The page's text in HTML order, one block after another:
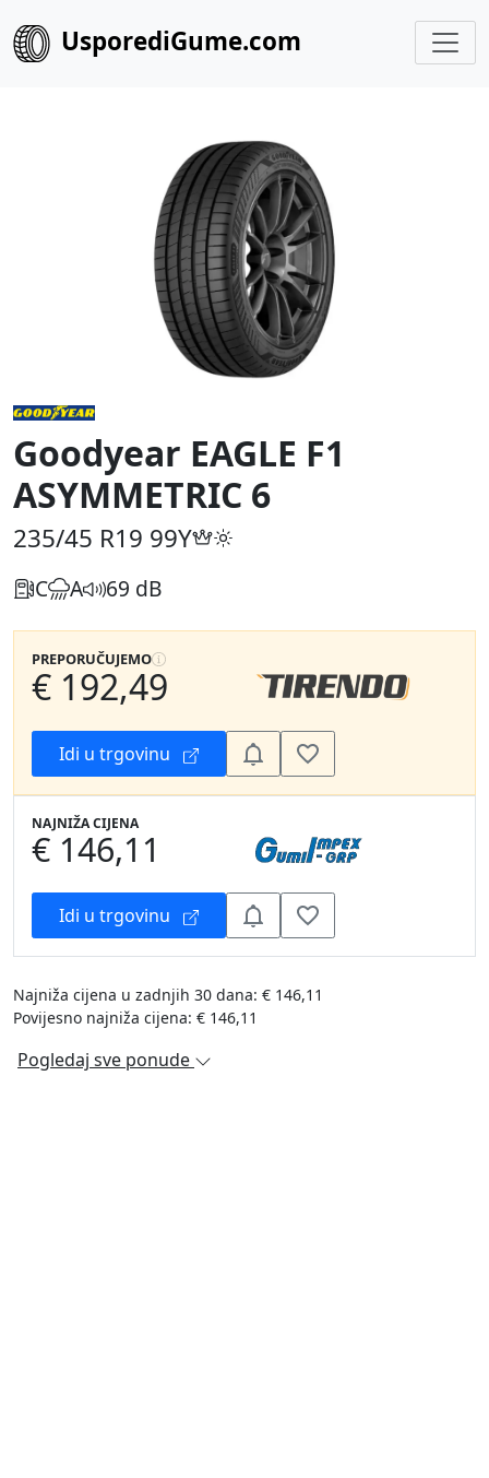
UsporediGume.com
Goodyear EAGLE F1
ASYMMETRIC 6
235/45 R19 99Y
C A 69 dB
PREPORUČUJEMO
€ 192,49
Idi u trgovinu
NAJNIŽA CIJENA
€ 146,11
Idi u trgovinu
Najniža cijena u zadnjih 30 dana: € 146,11
Povijesno najniža cijena: € 146,11
Pogledaj sve ponude